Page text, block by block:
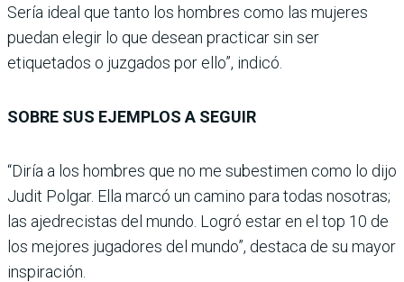
Sería ideal que tanto los hombres como las mujeres
puedan elegir lo que desean practicar sin ser
etiquetados o juzgados por ello”, indicó.
SOBRE SUS EJEMPLOS A SEGUIR
“Diría a los hombres que no me subestimen como lo dijo
Judit Polgar. Ella marcó un camino para todas nosotras;
las ajedrecistas del mundo. Logró estar en el top 10 de
los mejores jugadores del mundo”, destaca de su mayor
inspiración.